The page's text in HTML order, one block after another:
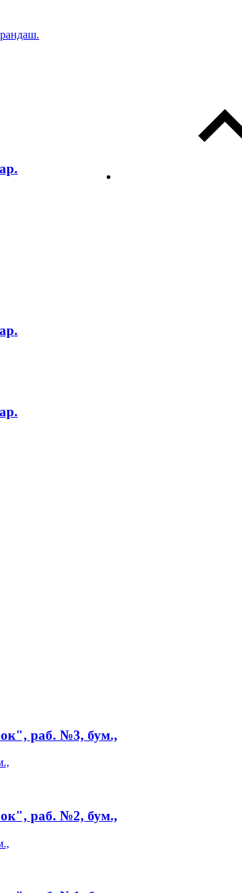
раб. №3, бум.,
раб. №2, бум.,